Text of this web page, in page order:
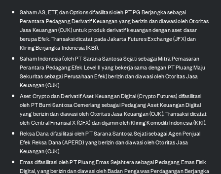
Saham AS, ETF, dan Options difasilitasi oleh PT PG Berjangka sebagai
Perantara Pedagang Derivatif Keuangan yang berizin dan diawasi oleh Otoritas
Jasa Keuangan (OJK) untuk produk derivatif keuangan dengan aset dasar
berupa Efek. Transaksi dicatat pada Jakarta Futures Exchange (JFX) dan
Kliring Berjangka Indonesia (KBI).
Saham Indonesia (oleh PT Sarana Santosa Sejati sebagai Mitra Pemasaran
Perantara Pedagang Efek Level II yang bekerja sama dengan PT Pluang Maju
Sekuritas sebagai Perusahaan Efek) berizin dan diawasi oleh Otoritas Jasa
Keuangan (OJK).
Aset Crypto dan Derivatif Aset Keuangan Digital (Crypto Futures) difasilitasi
oleh PT Bumi Santosa Cemerlang sebagai Pedagang Aset Keuangan Digital
yang berizin dan diawasi oleh Otoritas Jasa Keuangan (OJK). Transaksi dicatat
oleh Central Finansial X (CFX) dan dijamin oleh Kliring Komoditi Indonesia (KKI).
Reksa Dana difasilitasi oleh PT Sarana Santosa Sejati sebagai Agen Penjual
Efek Reksa Dana (APERD) yang berizin dan diawasi oleh Otoritas Jasa
Keuangan (OJK).
Emas difasilitasi oleh PT Pluang Emas Sejahtera sebagai Pedagang Emas Fisik
Digital, yang berizin dan diawasi oleh Badan Pengawas Perdagangan Berjangka